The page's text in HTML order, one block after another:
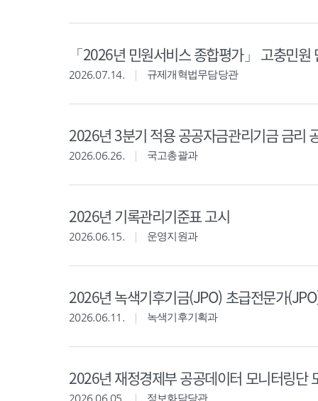
「2026년 민원서비스 종합평가」 고충민
2026.07.14. 규제개혁법무담당관
2026년 3분기 적용 공공자금관리기금 금리
2026.06.26. 국고총괄과
2026년 기록관리기준표 고시
2026.06.15. 운영지원과
2026년 녹색기후기금(JPO) 초급전문가
2026.06.11. 녹색기후기획과
2026년 재정경제부 공공데이터 모니터링단
2026.06.05. 정보화담당관